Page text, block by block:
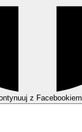
z Facebookiem